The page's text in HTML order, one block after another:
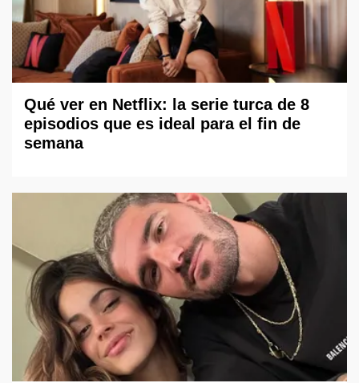
Qué ver en Netflix: la serie turca de 8
episodios que es ideal para el fin de
semana